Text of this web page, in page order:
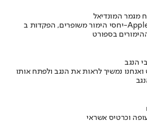
מגמר המונדיאל
בספורט
נמשיך לראות את הנגב ולפתח אותו